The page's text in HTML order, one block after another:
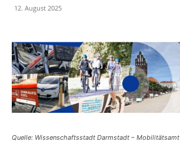
12. August 2025
Quelle: Wissenschaftsstadt Darmstadt – Mobilitätsamt